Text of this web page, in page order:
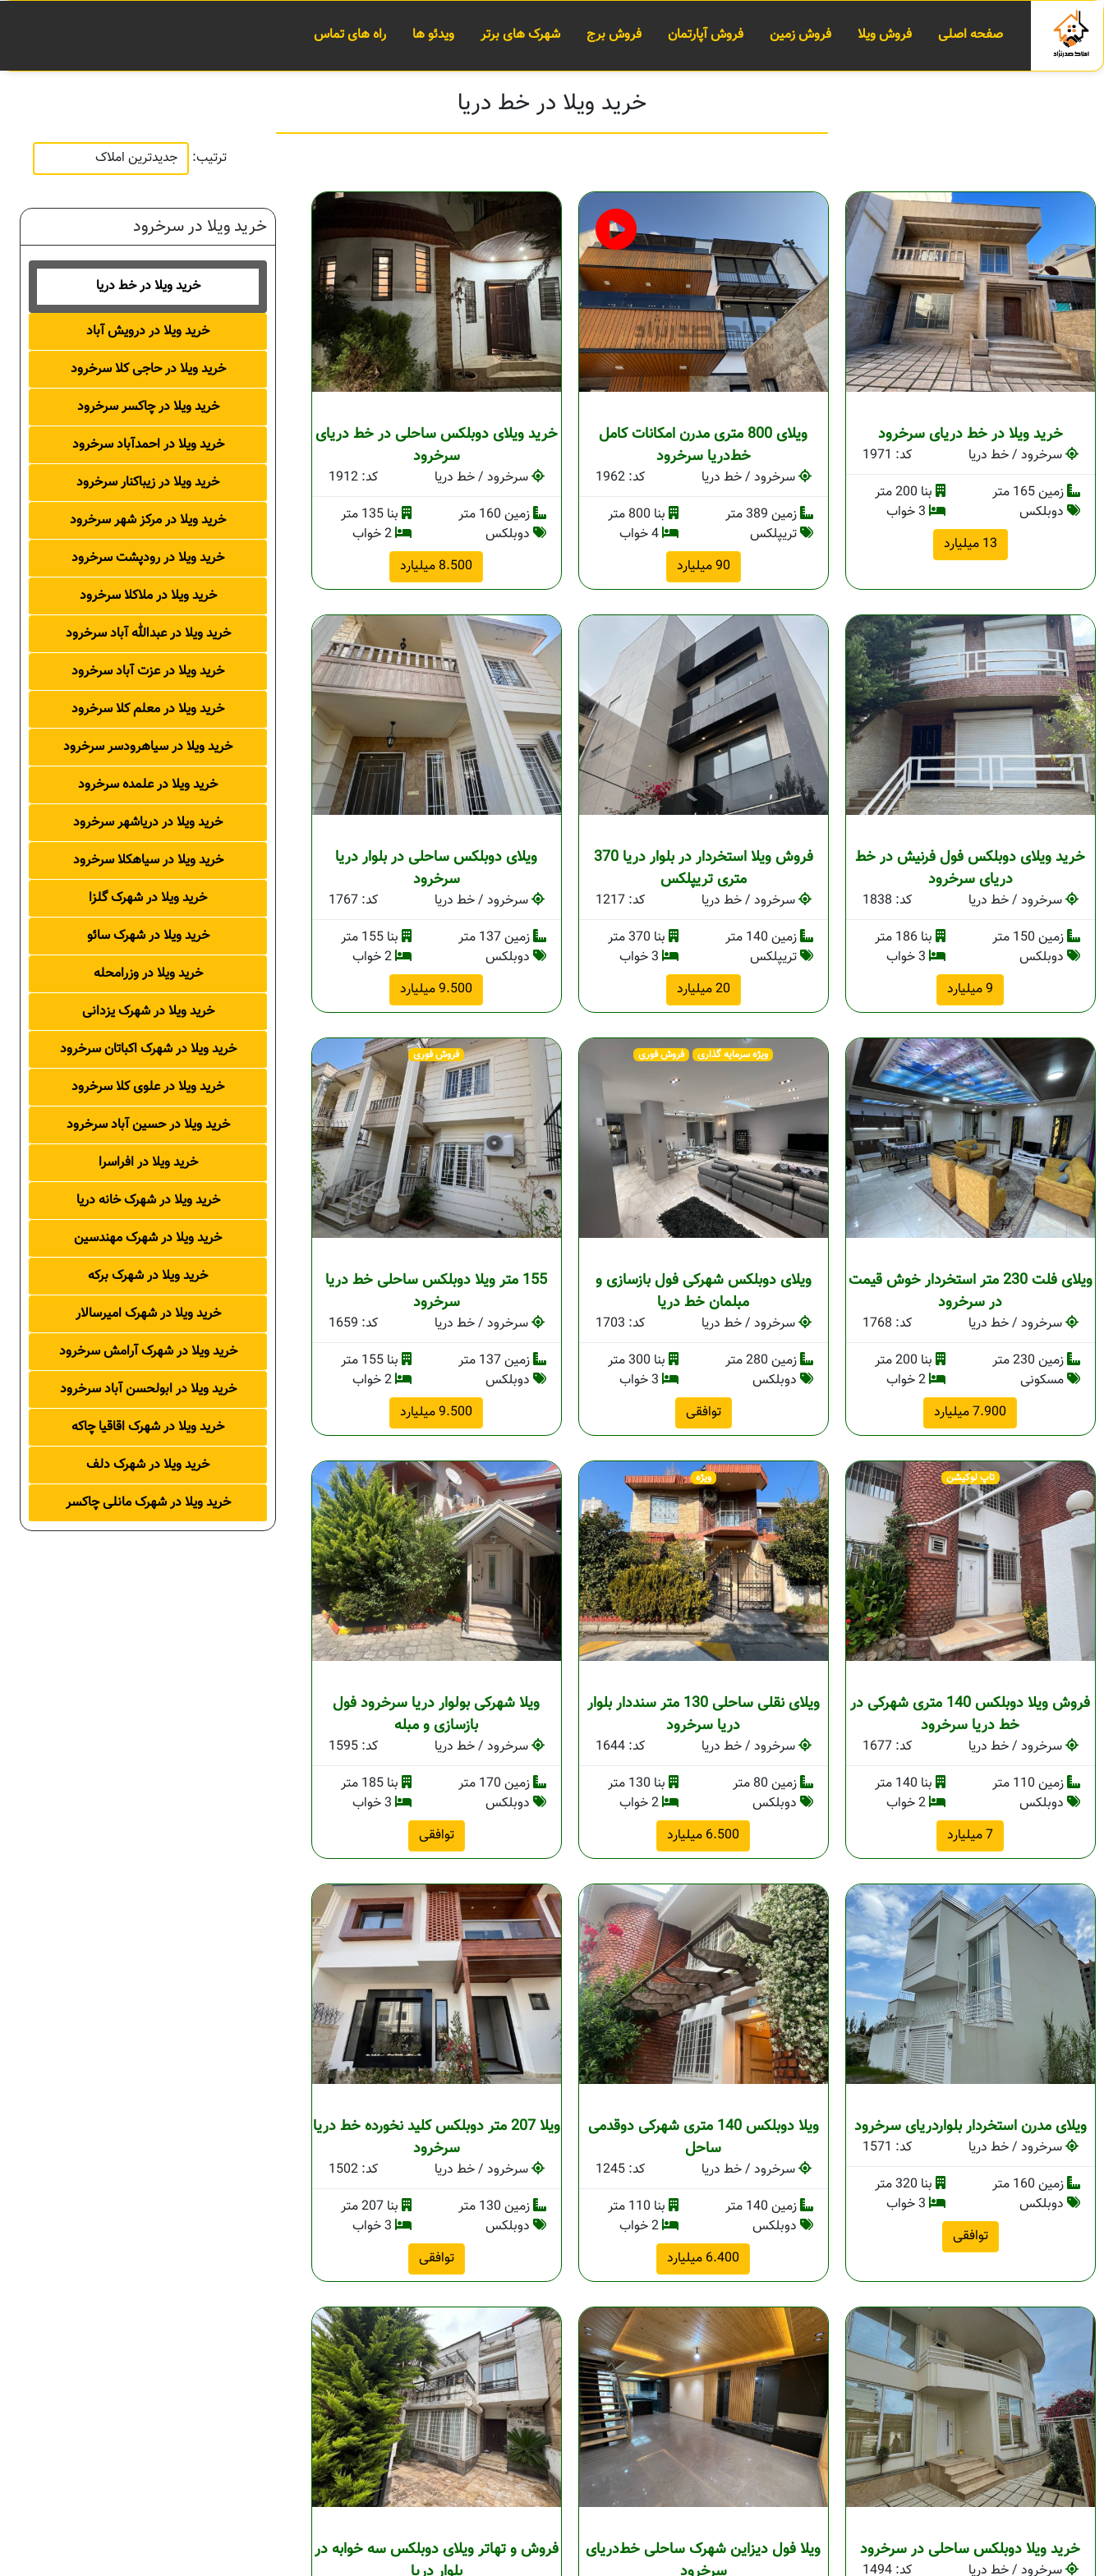
صفحه اصلی فروش ویلا فروش زمین فروش آپارتمان فروش برج شهرک های برتر ویدئو ها راه های تماس
خرید ویلا در خط دریا
ترتیب:
خرید ویلا در خط دریای سرخرود
سرخرود / خط دریا
کد: 1971
زمین 165 متر
بنا 200 متر
دوبلکس
3 خواب
13 میلیارد
ویلای 800 متری مدرن امکانات کامل
خط‌دریا سرخرود
سرخرود / خط دریا
کد: 1962
زمین 389 متر
بنا 800 متر
تریپلکس
4 خواب
90 میلیارد
خرید ویلای دوبلکس ساحلی در خط دریای
سرخرود
سرخرود / خط دریا
کد: 1912
زمین 160 متر
بنا 135 متر
دوبلکس
2 خواب
8.500 میلیارد
خرید ویلای دوبلکس فول فرنیش در خط
دریای سرخرود
سرخرود / خط دریا
کد: 1838
زمین 150 متر
بنا 186 متر
دوبلکس
3 خواب
9 میلیارد
فروش ویلا استخردار در بلوار دریا 370
متری تریپلکس
سرخرود / خط دریا
کد: 1217
زمین 140 متر
بنا 370 متر
تریپلکس
3 خواب
20 میلیارد
ویلای دوبلکس ساحلی در بلوار دریا
سرخرود
سرخرود / خط دریا
کد: 1767
زمین 137 متر
بنا 155 متر
دوبلکس
2 خواب
9.500 میلیارد
ویلای فلت 230 متر استخردار خوش قیمت
در سرخرود
سرخرود / خط دریا
کد: 1768
زمین 230 متر
بنا 200 متر
مسکونی
2 خواب
7.900 میلیارد
ویژه سرمایه گذاری فروش فوری
ویلای دوبلکس شهرکی فول بازسازی و
مبلمان خط‌ دریا
سرخرود / خط دریا
کد: 1703
زمین 280 متر
بنا 300 متر
دوبلکس
3 خواب
توافقی
فروش فوری
155 متر ویلا دوبلکس ساحلی خط دریا
سرخرود
سرخرود / خط دریا
کد: 1659
زمین 137 متر
بنا 155 متر
دوبلکس
2 خواب
9.500 میلیارد
تاپ لوکیشن
فروش ویلا دوبلکس 140 متری شهرکی در
خط دریا سرخرود
سرخرود / خط دریا
کد: 1677
زمین 110 متر
بنا 140 متر
دوبلکس
2 خواب
7 میلیارد
ویژه
ویلای نقلی ساحلی 130 متر سنددار بلوار
دریا سرخرود
سرخرود / خط دریا
کد: 1644
زمین 80 متر
بنا 130 متر
دوبلکس
2 خواب
6.500 میلیارد
ویلا شهرکی بولوار دریا سرخرود فول
بازسازی و مبله
سرخرود / خط دریا
کد: 1595
زمین 170 متر
بنا 185 متر
دوبلکس
3 خواب
توافقی
ویلای مدرن استخردار بلواردریای سرخرود
سرخرود / خط دریا
کد: 1571
زمین 160 متر
بنا 320 متر
دوبلکس
3 خواب
توافقی
ویلا دوبلکس 140 متری شهرکی دوقدمی
ساحل
سرخرود / خط دریا
کد: 1245
زمین 140 متر
بنا 110 متر
دوبلکس
2 خواب
6.400 میلیارد
ویلا 207 متر دوبلکس کلید نخورده خط دریا
سرخرود
سرخرود / خط دریا
کد: 1502
زمین 130 متر
بنا 207 متر
دوبلکس
3 خواب
توافقی
خرید ویلا دوبلکس ساحلی در سرخرود
سرخرود / خط دریا کد: 1494
ویلا فول دیزاین شهرک ساحلی خط‌دریای
فروش و تهاتر ویلای دوبلکس سه خوابه در
خرید ویلا در سرخرود
خرید ویلا در خط دریا
خرید ویلا در درویش آباد
خرید ویلا در حاجی کلا سرخرود
خرید ویلا در چاکسر سرخرود
خرید ویلا در احمدآباد سرخرود
خرید ویلا در زیباکنار سرخرود
خرید ویلا در مرکز شهر سرخرود
خرید ویلا در رودپشت سرخرود
خرید ویلا در ملاکلا سرخرود
خرید ویلا در عبدالله آباد سرخرود
خرید ویلا در عزت آباد سرخرود
خرید ویلا در معلم کلا سرخرود
خرید ویلا در سیاهرودسر سرخرود
خرید ویلا در علمده سرخرود
خرید ویلا در دریاشهر سرخرود
خرید ویلا در سیاهکلا سرخرود
خرید ویلا در شهرک گلزا
خرید ویلا در شهرک سائو
خرید ویلا در وزرامحله
خرید ویلا در شهرک یزدانی
خرید ویلا در شهرک اکباتان سرخرود
خرید ویلا در علوی کلا سرخرود
خرید ویلا در حسین آباد سرخرود
خرید ویلا در افراسرا
خرید ویلا در شهرک خانه دریا
خرید ویلا در شهرک مهندسین
خرید ویلا در شهرک برکه
خرید ویلا در شهرک امیرسالار
خرید ویلا در شهرک آرامش سرخرود
خرید ویلا در ابولحسن آباد سرخرود
خرید ویلا در شهرک اقاقیا چاکه
خرید ویلا در شهرک دلف
خرید ویلا در شهرک مانلی چاکسر